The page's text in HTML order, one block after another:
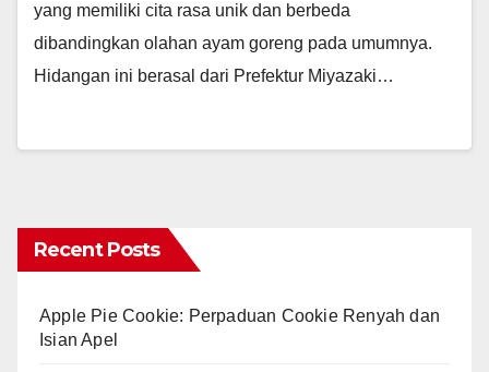
yang memiliki cita rasa unik dan berbeda
dibandingkan olahan ayam goreng pada umumnya.
Hidangan ini berasal dari Prefektur Miyazaki…
Recent Posts
Apple Pie Cookie: Perpaduan Cookie Renyah dan
Isian Apel